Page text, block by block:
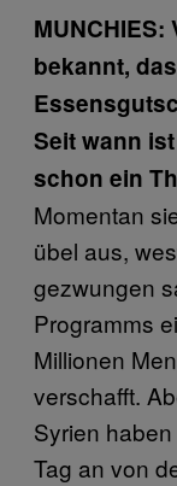
bekannt,
Seit wann
schon ein
Momentan
übel aus,
gezwungen
Programms
Millionen
verschafft.
Syrien
Tag an von